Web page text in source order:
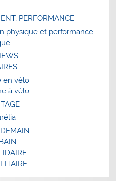
PERFORMANCE
physique et performance
en vélo
à vélo